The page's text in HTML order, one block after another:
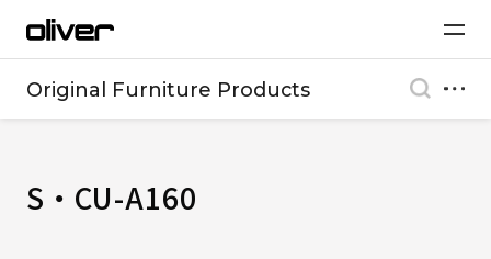
Original Furniture Products
S・CU-A160